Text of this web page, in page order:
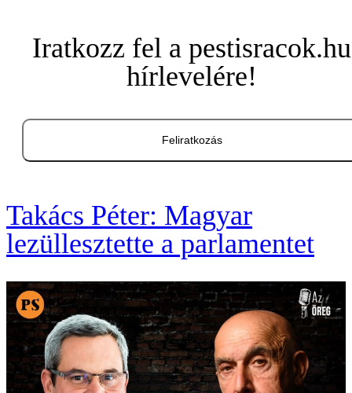
Iratkozz fel a pestisracok.hu
hírlevelére!
Feliratkozás
Takács Péter: Magyar
lezüllesztette a parlamentet